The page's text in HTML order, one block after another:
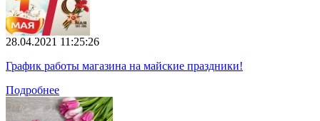
28.04.2021 11:25:26
График работы магазина на майские праздники!
Подробнее